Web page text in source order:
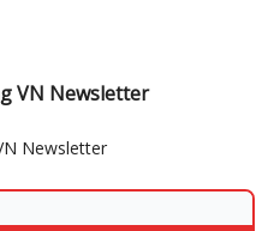
VN Newsletter
Newsletter